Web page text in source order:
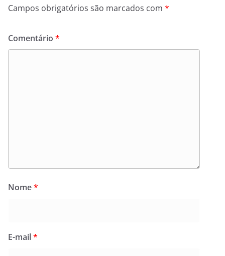
Campos obrigatórios são marcados com *
Comentário *
Nome*
E-mail*